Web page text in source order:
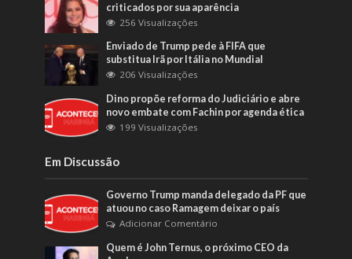
criticados por sua aparência
256 Visualizações
Enviado de Trump pede à FIFA que
substitua Irã por Itália no Mundial
206 Visualizações
Dino propõe reforma do Judiciário e abre
novo embate com Fachin por agenda ética
199 Visualizações
Em Discussão
Governo Trump manda delegado da PF que
atuou no caso Ramagem deixar o país
Adicionar Comentário
Quem é John Ternus, o próximo CEO da